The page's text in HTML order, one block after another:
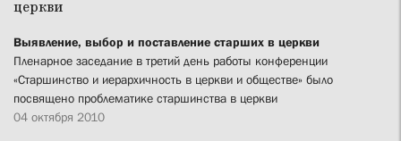
Выявление, выбор и поставление старших в церкви
Пленарное заседание в третий день работы конференции
«Старшинство и иерархичность в церкви и обществе» было
посвящено проблематике старшинства в церкви
04 октября 2010